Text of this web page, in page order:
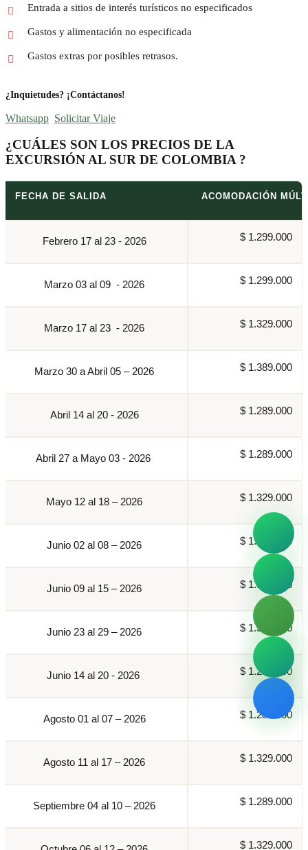
Entrada a sitios de interés turísticos no especificados
Gastos y alimentación no especificada
Gastos extras por posibles retrasos.
¿Inquietudes? ¡Contáctanos!
Whatsapp Solicitar Viaje
¿CUÁLES SON LOS PRECIOS DE LA
EXCURSIÓN AL SUR DE COLOMBIA ?
FECHA DE SALIDA ACOMODACIÓN
Febrero 17 al 23 - 2026 $ 1.299.000
Marzo 03 al 09 - 2026 $ 1.299.000
Marzo 17 al 23 - 2026 $ 1.329.000
Marzo 30 a Abril 05 – 2026 $ 1.389.000
Abril 14 al 20 - 2026 $ 1.289.000
Abril 27 a Mayo 03 - 2026 $ 1.289.000
Mayo 12 al 18 – 2026 $ 1.329.000
Junio 02 al 08 – 2026 $ 1.329.000
Junio 09 al 15 – 2026 $ 1.329.000
Junio 23 al 29 – 2026 $ 1.329.000
Junio 14 al 20 - 2026 $ 1.289.000
Agosto 01 al 07 – 2026 $ 1.289.000
Agosto 11 al 17 – 2026 $ 1.329.000
Septiembre 04 al 10 – 2026 $ 1.289.000
$ 1.329.000